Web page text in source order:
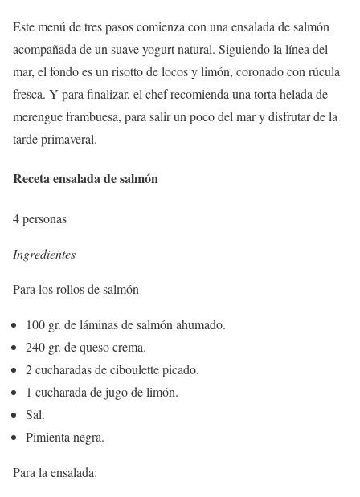
Este menú de tres pasos comienza con una ensalada de salmón
acompañada de un suave yogurt natural. Siguiendo la línea del
mar, el fondo es un risotto de locos y limón, coronado con rúcula
fresca. Y para finalizar, el chef recomienda una torta helada de
merengue frambuesa, para salir un poco del mar y disfrutar de la
tarde primaveral.
Receta ensalada de salmón
4 personas
Ingredientes
Para los rollos de salmón
100 gr. de láminas de salmón ahumado.
240 gr. de queso crema.
2 cucharadas de ciboulette picado.
1 cucharada de jugo de limón.
Sal.
Pimienta negra.
Para la ensalada: